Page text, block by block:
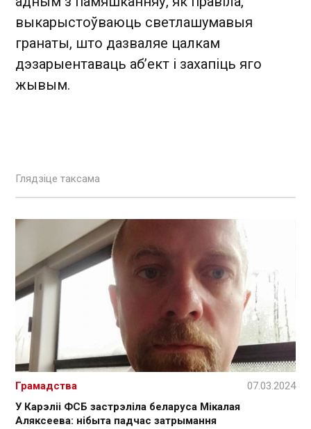
выкарыстоўваюць светлашумавыя
гранаты, што дазваляе цалкам
дэзарыентаваць аб’ект і захапіць яго
жывым.
Глядзіце таксама
У Карэліі ФСБ застрэліла беларуса Мікалая
Аляксеева: нібыта падчас затрымання
Грамадства 07.03.2024